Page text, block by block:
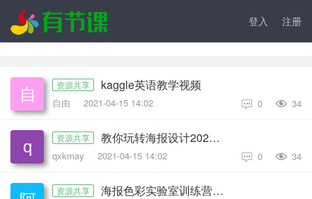
登入 注册
资源共享 kaggle英语教学视频
自由 2021-04-15 14:02 0  34
资源共享 教你玩转海报设计2020版
qxkmay 2021-04-15 14:02 0  34
资源共享 海报色彩实验室训练营2.0